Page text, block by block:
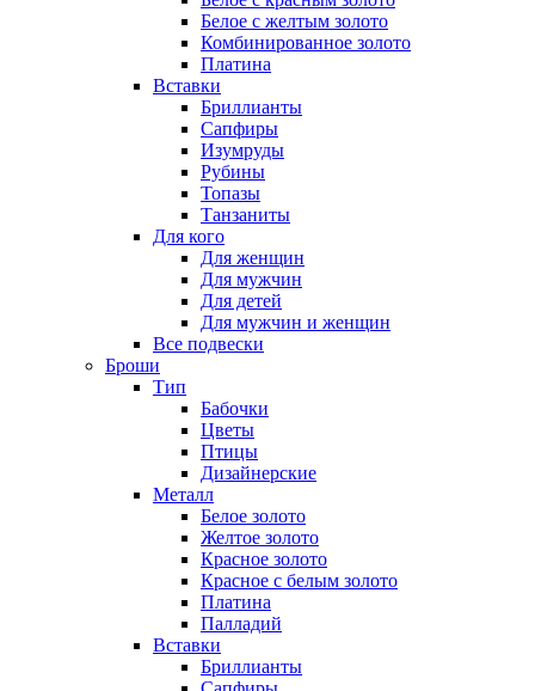
Белое с желтым золото
Комбинированное золото
Платина
Вставки
Бриллианты
Сапфиры
Изумруды
Рубины
Топазы
Танзаниты
Для кого
Для женщин
Для мужчин
Для детей
Для мужчин и женщин
Все подвески
Броши
Тип
Бабочки
Цветы
Птицы
Дизайнерские
Металл
Белое золото
Желтое золото
Красное золото
Красное с белым золото
Платина
Палладий
Вставки
Бриллианты